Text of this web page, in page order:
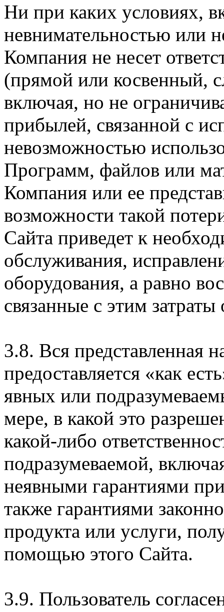
Ни при каких условиях,
невнимательностью или
Компания не несет
(прямой или косвенный,
включая, но не
прибылей, связанной с
невозможностью
Программ, файлов или
Компания или ее
возможности такой
Сайта приведет к
обслуживания,
оборудования, а равно
связанные с этим
3.8. Вся представленная
предоставляется «как
явных или
мере, в какой это
какой-либо
подразумеваемой,
неявными гарантиями
также гарантиями
продукта или услуги,
помощью этого Сайта.
3.9. Пользователь